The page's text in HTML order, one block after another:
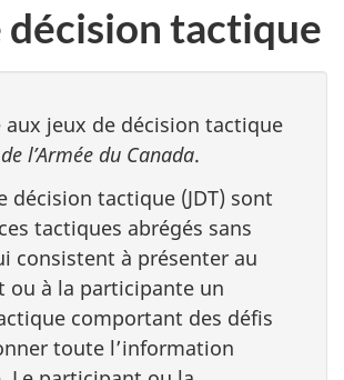
décision tactique
aux jeux de décision tactique
l’Armée du Canada.
décision tactique (JDT) sont
tactiques abrégés sans
consistent à présenter au
ou à la participante un
comportant des défis
toute l’information